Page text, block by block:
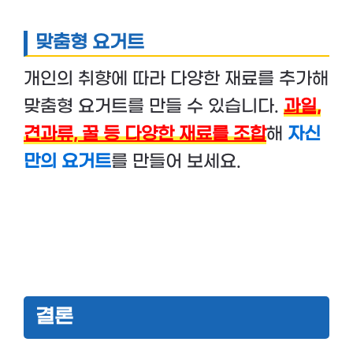
맞춤형 요거트
개인의 취향에 따라 다양한 재료를 추가해
맞춤형 요거트를 만들 수 있습니다. 과일,
견과류, 꿀 등 다양한 재료를 조합해 자신
만의 요거트를 만들어 보세요.
결론